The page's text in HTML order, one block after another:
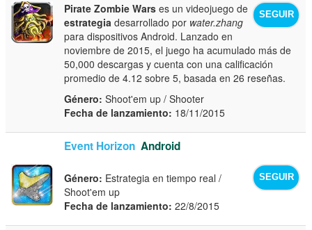
SEGUIR
Pirate Zombie Wars es un videojuego de
estrategia desarrollado por water.zhang
para dispositivos Android. Lanzado en
noviembre de 2015, el juego ha acumulado más de
50,000 descargas y cuenta con una calificación
promedio de 4.12 sobre 5, basada en 26 reseñas.
Género: Shoot'em up / Shooter
Fecha de lanzamiento: 18/11/2015
Event Horizon Android
SEGUIR
Género: Estrategia en tiempo real /
Shoot'em up
Fecha de lanzamiento: 22/8/2015